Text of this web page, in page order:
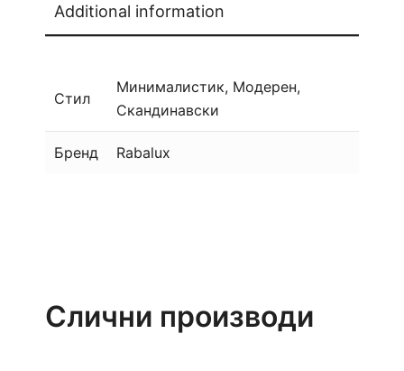
Additional information
Стил
Минималистик, Модерен,
Скандинавски
Бренд Rabalux
Слични производи